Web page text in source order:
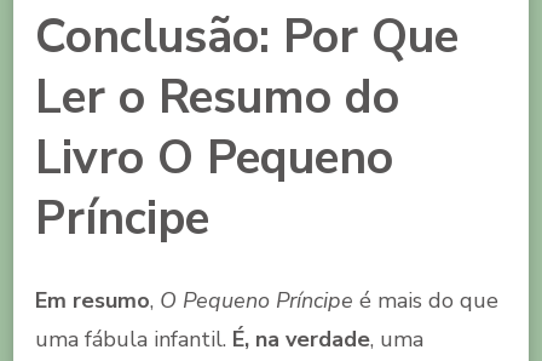
Conclusão: Por Que
Ler o Resumo do
Livro O Pequeno
Príncipe
Em resumo, O Pequeno Príncipe é mais do que
uma fábula infantil. É, na verdade, uma